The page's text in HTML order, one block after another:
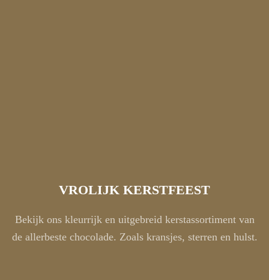
VROLIJK KERSTFEEST
Bekijk ons kleurrijk en uitgebreid kerstassortiment van
de allerbeste chocolade. Zoals kransjes, sterren en hulst.